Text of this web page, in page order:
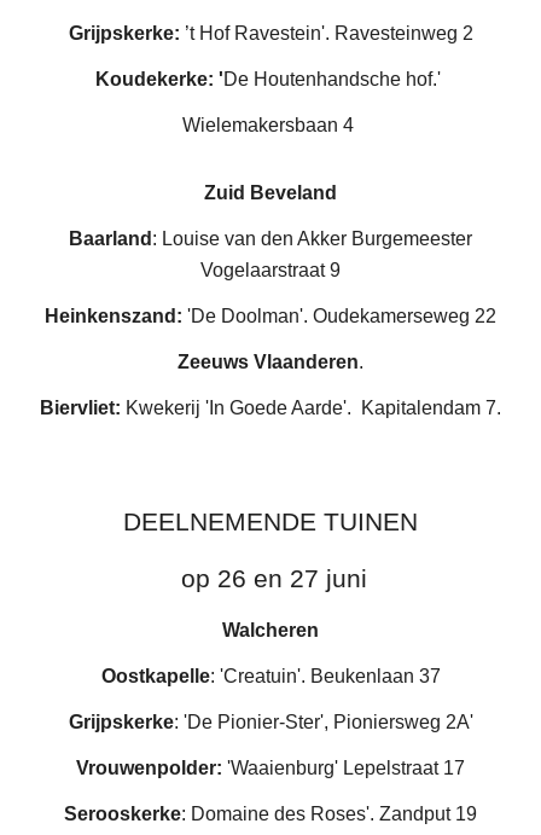
Grijpskerke: ’t Hof Ravestein'. Ravesteinweg 2
Koudekerke: 'De Houtenhandsche hof.'
Wielemakersbaan 4
Zuid Beveland
Baarland : Louise van den Akker Burgemeester
Vogelaarstraat 9
Heinkenszand: 'De Doolman'. Oudekamerseweg 22
Zeeuws Vlaanderen.
Biervliet: Kwekerij 'In Goede Aarde'. Kapitalendam 7.
DEELNEMENDE TUINEN
op 26 en 27 juni
Walcheren
Oostkapelle: 'Creatuin'. Beukenlaan 37
Grijpskerke: 'De Pionier-Ster', Pioniersweg 2A'
Vrouwenpolder: 'Waaienburg' Lepelstraat 17
Serooskerke: Domaine des Roses'. Zandput 19